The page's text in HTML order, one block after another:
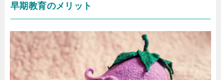
早期教育のメリット